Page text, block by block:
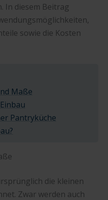
In diesem Beitrag
sowie die Kosten
Maße
Pantryküche
die kleinen
Zwar werden auch